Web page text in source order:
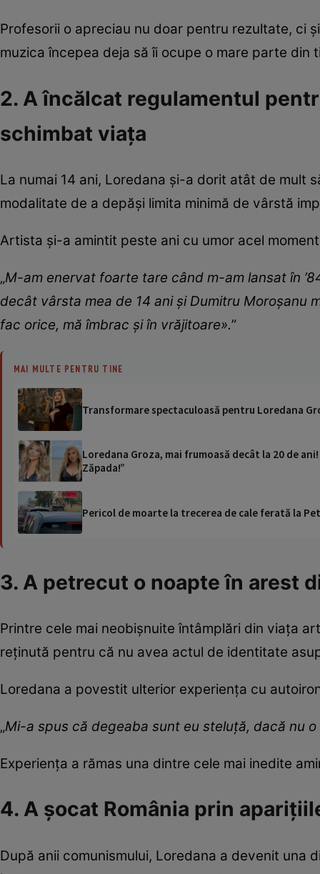
Profesorii o apreciau nu doar pentru rezultate, ci
muzica începea deja să îi ocupe o mare parte din
2. A încălcat regulamentul
schimbat viața
La numai 14 ani, Loredana și-a dorit atât de mult
modalitate de a depăși limita minimă de vârstă
Artista și-a amintit peste ani cu umor acel
„M-am enervat foarte tare când m-am lansat în
decât vârsta mea de 14 ani și Dumitru Moroșanu
fac orice, mă îmbrac și în vrăjitoare».”
MAI MULTE PENTRU TINE
Transformare spectaculoasă pentru Loredana
Loredana Groza, mai frumoasă decât la 20 de
Zăpada!”
Pericol de moarte la trecerea de cale ferată la
3. A petrecut o noapte în arest
Printre cele mai neobișnuite întâmplări din viața
reținută pentru că nu avea actul de identitate
Loredana a povestit ulterior experiența cu
„Mi-a spus că degeaba sunt eu steluță, dacă nu
Experiența a rămas una dintre cele mai inedite
4. A șocat România prin
După anii comunismului, Loredana a devenit